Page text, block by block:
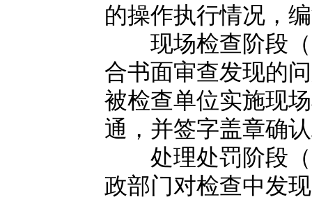
的操作执行情况，
现场检查阶段（
合书面审查发现的
被检查单位实施现
通，并签字盖章确
处理处罚阶段（
政部门对检查中发